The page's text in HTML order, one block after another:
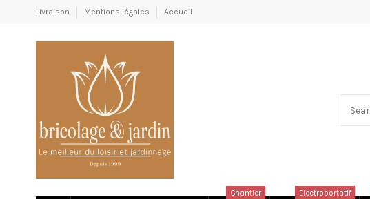
Livraison Mentions légales Accueil
Chantier Electroportatif